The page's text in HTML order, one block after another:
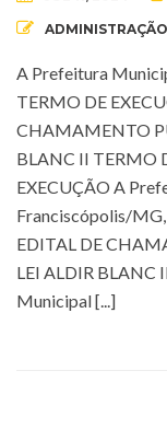
ADMINISTRAÇÃO
A Prefeitura
TERMO DE
CHAMAMENTO
BLANC II TERMO
EXECUÇÃO A
Franciscópolis/
EDITAL DE
LEI ALDIR BLANC
Municipal [...]